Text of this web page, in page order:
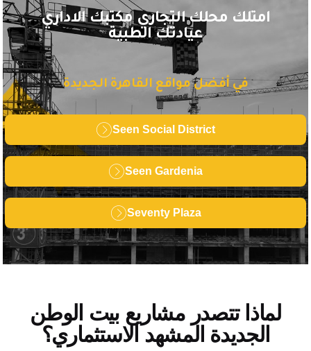
امتلك محلك التجاري مكتبك الاداري
عيادتك الطبية
في أفضل مواقع القاهرة الجديدة
Seen Social District
Seen Gardenia
Seventy Plaza
لماذا تتصدر مشاريع بيت الوطن
الجديدة المشهد الاستثماري؟